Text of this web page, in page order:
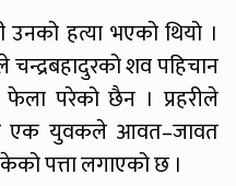
उनको हत्या भएको थियो ।
शव पहिचान
परेको छैन । प्रहरीले
एक युवकले आवत–जावत
पत्ता लगाएको छ ।